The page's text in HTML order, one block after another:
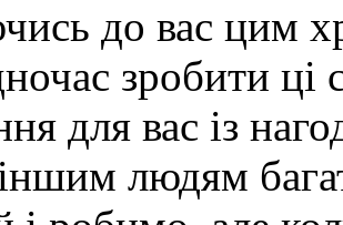
до вас цим
зробити ці
для вас із
людям